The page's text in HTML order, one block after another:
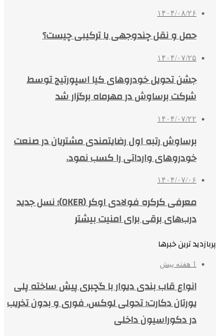
۱۴۰۴/۰۸/۲۶
حمل و نقل چندوجهی یا ترکیبی چیست؟
۱۴۰۴/۰۷/۲۵
جشن تحویل خودروهای کیا اسپورتیج توسط
شرکت برساوش در مهرماه برگزار شد
۱۴۰۴/۰۷/۲۲
برساوش رتبه اول رضایتمندی مشتریان در صنعت
خودروهای وارداتی را کسب نمود.
۱۴۰۴/۰۷/۰۶
معرفی کرکره فولادی اوکر (OKER)؛ نسل جدید
درب‌های برقی برای امنیت بیشتر
پربازدید ترین خبرها
1 هفته پیش
انواع قاب بندی دیوار با گچبری پیش ساخته پلی
یورتان دکارت؛ تحولی لوکس، فوری و بدون تخریب
در دکوراسیون داخلی